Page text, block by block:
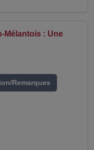
Mélantois : Une
Remarques